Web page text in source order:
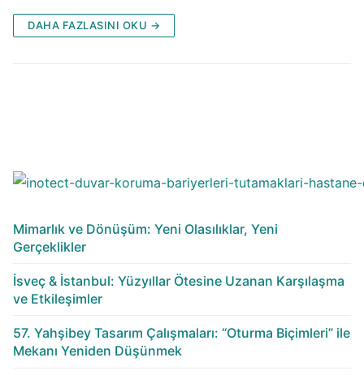
DAHA FAZLASINI OKU →
Mimarlık ve Dönüşüm: Yeni Olasılıklar, Yeni
Gerçeklikler
İsveç & İstanbul: Yüzyıllar Ötesine Uzanan Karşılaşma
ve Etkileşimler
57. Yahşibey Tasarım Çalışmaları: “Oturma Biçimleri” ile
Mekanı Yeniden Düşünmek